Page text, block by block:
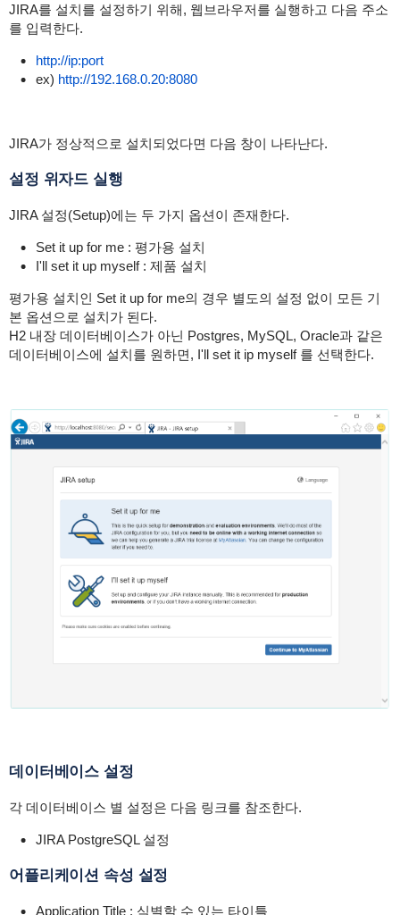
JIRA를 설치를 설정하기 위해, 웹브라우저를 실행하고 다음 주소
를 입력한다.
http://ip:port
ex) http://192.168.0.20:8080
JIRA가 정상적으로 설치되었다면 다음 창이 나타난다.
설정 위자드 실행
JIRA 설정(Setup)에는 두 가지 옵션이 존재한다.
Set it up for me : 평가용 설치
I'll set it up myself : 제품 설치
평가용 설치인 Set it up for me의 경우 별도의 설정 없이 모든 기
본 옵션으로 설치가 된다.
H2 내장 데이터베이스가 아닌 Postgres, MySQL, Oracle과 같은
데이터베이스에 설치를 원하면, I'll set it ip myself 를 선택한다.
데이터베이스 설정
각 데이터베이스 별 설정은 다음 링크를 참조한다.
JIRA PostgreSQL 설정
어플리케이션 속성 설정
Application Title : 식별할 수 있는 타이틀